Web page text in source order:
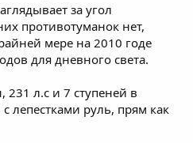
за угол
противотуманок нет,
мере на 2010 годе
для дневного света.
231 л.с и 7 ступеней в
лепестками руль, прям как